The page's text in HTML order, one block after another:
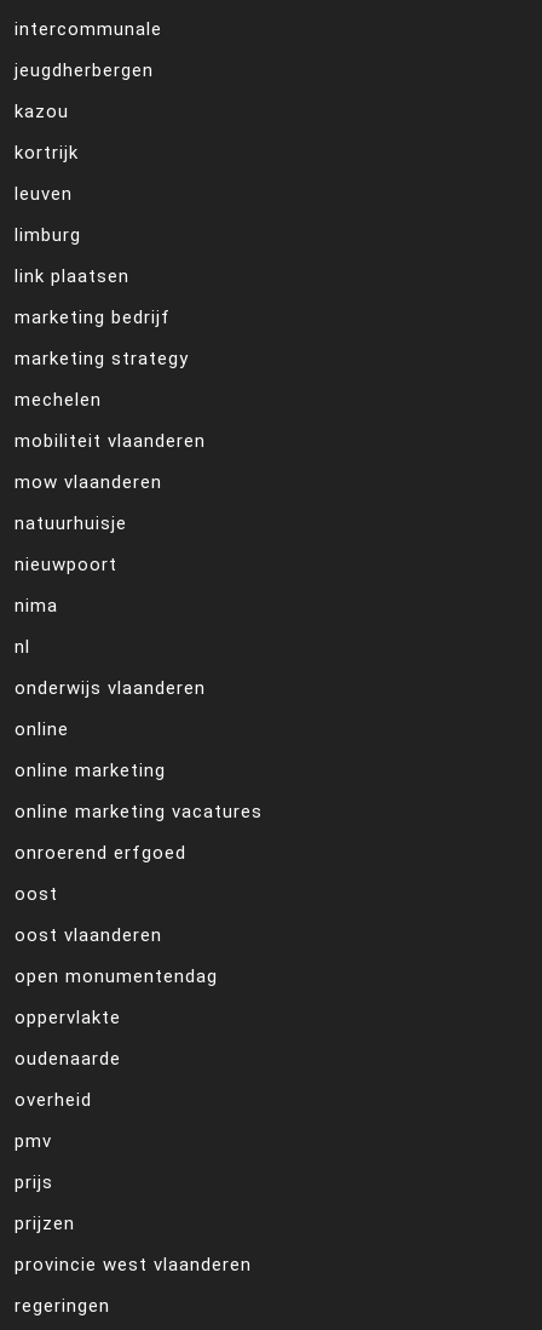
intercommunale
jeugdherbergen
kazou
kortrijk
leuven
limburg
link plaatsen
marketing bedrijf
marketing strategy
mechelen
mobiliteit vlaanderen
mow vlaanderen
natuurhuisje
nieuwpoort
nima
nl
onderwijs vlaanderen
online
online marketing
online marketing vacatures
onroerend erfgoed
oost
oost vlaanderen
open monumentendag
oppervlakte
oudenaarde
overheid
pmv
prijs
prijzen
provincie west vlaanderen
regeringen